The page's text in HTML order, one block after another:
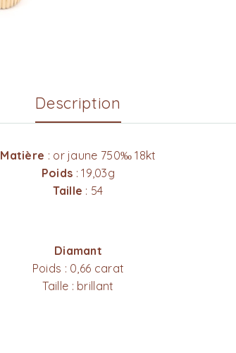
Description
Matière : or jaune 750‰ 18kt
Poids : 19,03g
Taille : 54
Diamant
Poids : 0,66 carat
Taille : brillant